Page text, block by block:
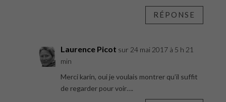
RÉPONSE
Laurence Picot sur 24 mai 2017 à 5 h 21
min
Merci karin, oui je voulais montrer qu’il suffit
de regarder pour voir….